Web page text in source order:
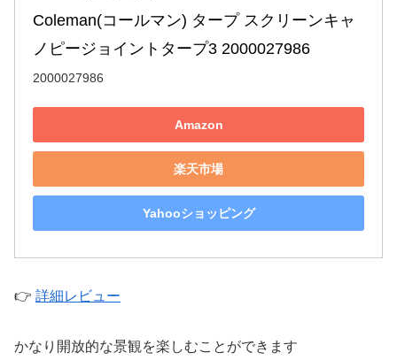
Coleman(コールマン) タープ スクリーンキャ
ノピージョイントタープ3 2000027986
2000027986
Amazon
楽天市場
Yahooショッピング
👉 詳細レビュー
かなり開放的な景観を楽しむことができます